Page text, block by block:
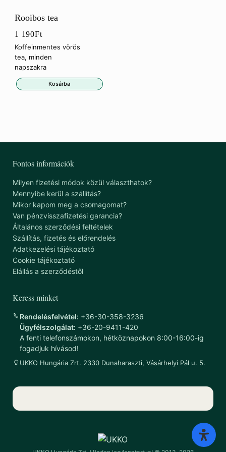
Rooibos tea
1 190Ft
Koffeinmentes vörös
tea, minden
napszakra
Kosárba
Fontos információk
Milyen fizetési módok közül választhatok?
Mennyibe kerül a szállítás?
Mikor kapom meg a csomagomat?
Van pénzvisszafizetési garancia?
Általános szerződési feltételek
Szállítás, fizetés és előrendelés
Adatkezelési tájékoztató
Cookie tájékoztató
Elállás a szerződéstől
Keress minket
Rendelésfelvétel: +36-30-358-3236
Ügyfélszolgálat: +36-20-9411-420
A fenti telefonszámokon, hétköznapokon 8:00-16:00-ig
fogadjuk hívásod!
UKKO Hungária Zrt. 2330 Dunaharaszti, Vásárhelyi Pál u. 5.